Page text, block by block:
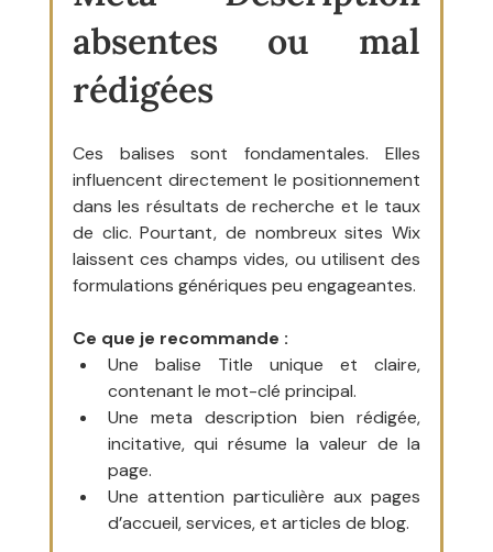
absentes ou mal
rédigées
Ces balises sont fondamentales. Elles
influencent directement le positionnement
dans les résultats de recherche et le taux
de clic. Pourtant, de nombreux sites Wix
laissent ces champs vides, ou utilisent des
formulations génériques peu engageantes.
Ce que je recommande :
Une balise Title unique et claire,
contenant le mot-clé principal.
Une meta description bien rédigée,
incitative, qui résume la valeur de la
page.
Une attention particulière aux pages
d’accueil, services, et articles de blog.